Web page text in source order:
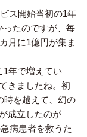
ス開始当初の1年
ったのですが、毎
月に1億円が集ま
1年で増えてい
きましたね。初
時を越えて、幻の
成立したのが
病患者を救うた